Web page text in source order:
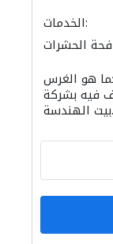
الخدمات:
الحشرات
الصحي
ميكانيكيون
هو الغرس
فيه بشركة